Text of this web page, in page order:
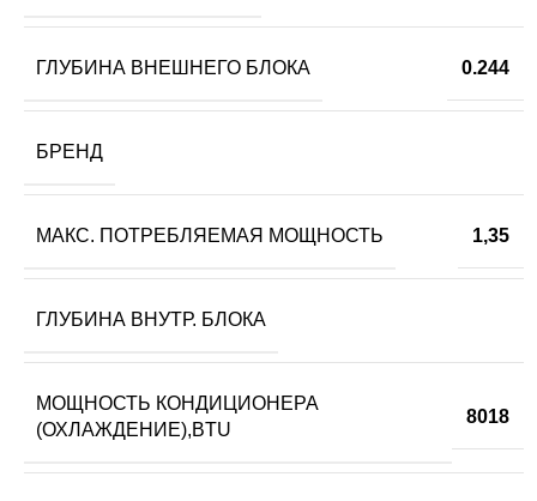
ГЛУБИНА ВНЕШНЕГО БЛОКА 0.244
БРЕНД
МАКС. ПОТРЕБЛЯЕМАЯ МОЩНОСТЬ 1,35
ГЛУБИНА ВНУТР. БЛОКА
МОЩНОСТЬ КОНДИЦИОНЕРА
(ОХЛАЖДЕНИЕ),BTU
8018